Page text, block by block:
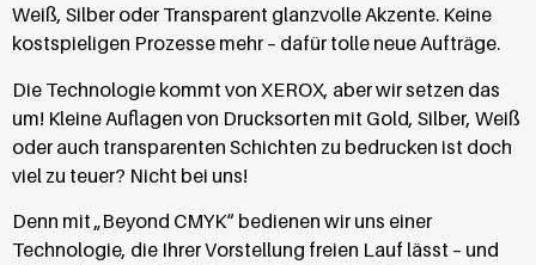
Weiß, Silber oder Transparent glanzvolle Akzente. Keine
kostspieligen Prozesse mehr – dafür tolle neue Aufträge.
Die Technologie kommt von XEROX, aber wir setzen das
um! Kleine Auflagen von Drucksorten mit Gold, Silber, Weiß
oder auch transparenten Schichten zu bedrucken ist doch
viel zu teuer? Nicht bei uns!
Denn mit „Beyond CMYK“ bedienen wir uns einer
Technologie, die Ihrer Vorstellung freien Lauf lässt – und